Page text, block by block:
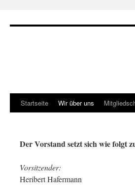
Startseite Wir über uns
Der Vorstand setzt sich wie folgt
Vorsitzender:
Heribert Hafermann